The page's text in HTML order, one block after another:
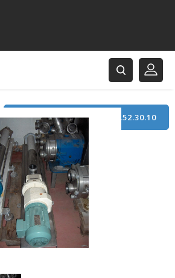
TÉLÉPHONE : +33 (0)3.21.52.30.10
166 Rue Principale
62120 Saint-Hilaire-Cottes